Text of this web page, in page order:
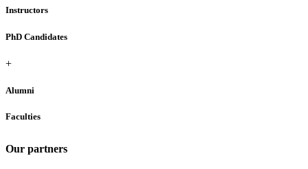
Instructors
PhD Candidates
+
Alumni
Faculties
Our partners